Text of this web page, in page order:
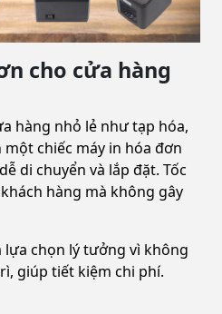
cho cửa hàng
hàng nhỏ lẻ như tạp hóa,
chiếc máy in hóa đơn
di chuyển và lắp đặt. Tốc
hàng mà không gây
lựa chọn lý tưởng vì không
giúp tiết kiệm chi phí.